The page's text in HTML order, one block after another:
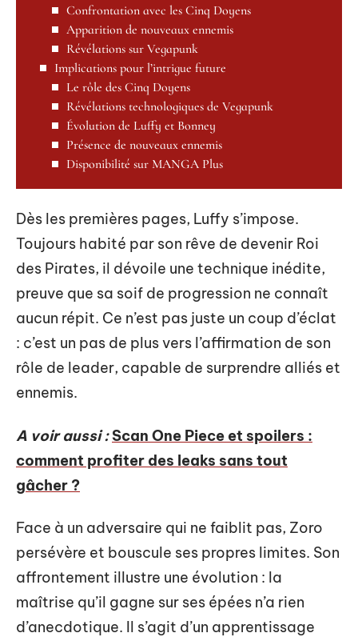
Confrontation avec les Cinq Doyens
Apparition de nouveaux ennemis
Révélations sur Vegapunk
Implications pour l’intrigue future
Le rôle des Cinq Doyens
Révélations technologiques de Vegapunk
Évolution de Luffy et Bonney
Présence de nouveaux ennemis
Disponibilité sur MANGA Plus
Dès les premières pages, Luffy s’impose.
Toujours habité par son rêve de devenir Roi
des Pirates, il dévoile une technique inédite,
preuve que sa soif de progression ne connaît
aucun répit. Ce n’est pas juste un coup d’éclat
: c’est un pas de plus vers l’affirmation de son
rôle de leader, capable de surprendre alliés et
ennemis.
A voir aussi : Scan One Piece et spoilers :
comment profiter des leaks sans tout
gâcher ?
Face à un adversaire qui ne faiblit pas, Zoro
persévère et bouscule ses propres limites. Son
affrontement illustre une évolution : la
maîtrise qu’il gagne sur ses épées n’a rien
d’anecdotique. Il s’agit d’un apprentissage